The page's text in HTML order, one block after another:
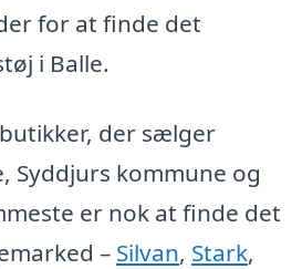
for at finde det
i Balle.
der sælger
Syddjurs kommune og
er nok at finde det
– Silvan, Stark,